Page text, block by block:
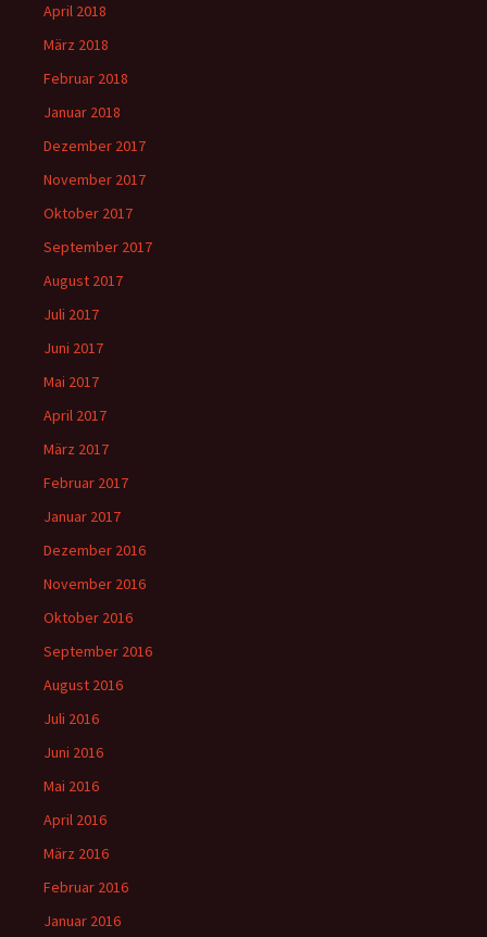
April 2018
März 2018
Februar 2018
Januar 2018
Dezember 2017
November 2017
Oktober 2017
September 2017
August 2017
Juli 2017
Juni 2017
Mai 2017
April 2017
März 2017
Februar 2017
Januar 2017
Dezember 2016
November 2016
Oktober 2016
September 2016
August 2016
Juli 2016
Juni 2016
Mai 2016
April 2016
März 2016
Februar 2016
Januar 2016